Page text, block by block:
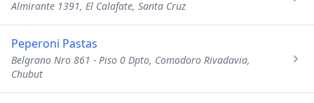
Almirante 1391, El Calafate, Santa Cruz
Peperoni Pastas
Belgrano Nro 861 - Piso 0 Dpto, Comodoro Rivadavia,
Chubut